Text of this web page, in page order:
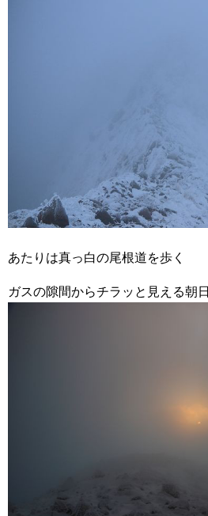
あたりは真っ白の尾根道を歩く
ガスの隙間からチラッと見える朝日